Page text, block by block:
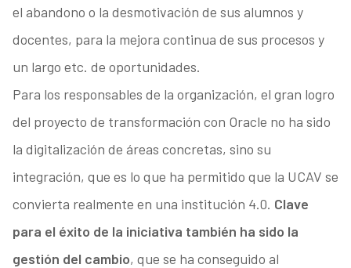
el abandono o la desmotivación de sus alumnos y
docentes, para la mejora continua de sus procesos y
un largo etc. de oportunidades.
Para los responsables de la organización, el gran logro
del proyecto de transformación con Oracle no ha sido
la digitalización de áreas concretas, sino su
integración, que es lo que ha permitido que la UCAV se
convierta realmente en una institución 4.0. Clave
para el éxito de la iniciativa también ha sido la
gestión del cambio, que se ha conseguido al